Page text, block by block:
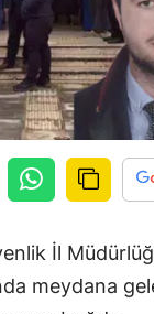
İl
meydana